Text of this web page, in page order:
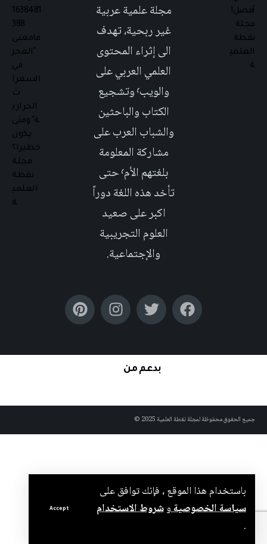
باستخدام هذا الموقع ، فإنك توافق على
سياسة الخصوصيةوشروط الاستخدام
.
Accept
مجلة علمية عربية
غير ربحية، تهدف
الى إثراء المحتوى
العلمي العربي على
والويب٬ وتشجيع
الكتاب والباحثين
والشباب العرب على
مشاركة المعلومة
بلغتهم الأم٬ حتى
تأخد هذه اللغة دوراً
اكبر على صعيد
العلوم التجريبية
والإجتماعية.
بدعم من
جميع الحقوق محفوظة لمجلة نقطة العلمية 2025 ©